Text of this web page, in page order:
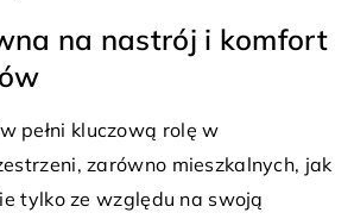
na nastrój i komfort
pełni kluczową rolę w
zarówno mieszkalnych, jak
tylko ze względu na swoją